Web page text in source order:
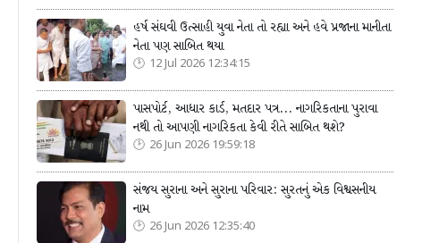
હર્ષ સંઘવી ઉત્સાહી યુવા નેતા તો રહ્યા અને હવે પ્રજાના માનીતા
નેતા પણ સાબિત થયા
12 Jul 2026 12:34:15
પાસપોર્ટ, આધાર કાર્ડ, મતદાર પત્ર... નાગરિકતાના પુરાવા
નથી તો આપણી નાગરિકતા કેવી રીતે સાબિત થશે?
26 Jun 2026 19:59:18
સંજય સુરાના અને સુરાના પરિવાર: સુરતનું એક વિશ્વસનીય
નામ
26 Jun 2026 12:35:40